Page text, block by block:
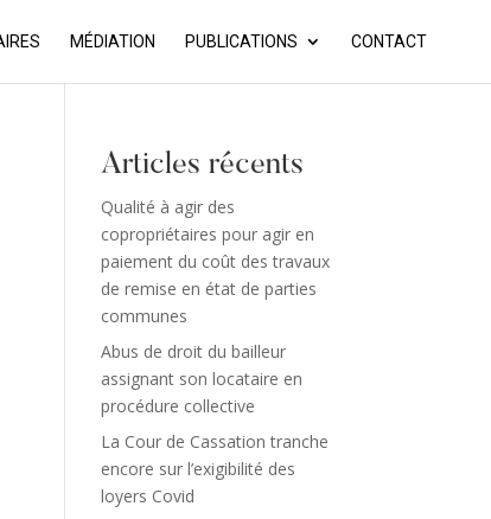
MÉDIATION PUBLICATIONS CONTACT
Articles récents
Qualité à agir des
copropriétaires pour agir en
paiement du coût des travaux
de remise en état de parties
communes
Abus de droit du bailleur
assignant son locataire en
procédure collective
La Cour de Cassation tranche
encore sur l’exigibilité des
loyers Covid